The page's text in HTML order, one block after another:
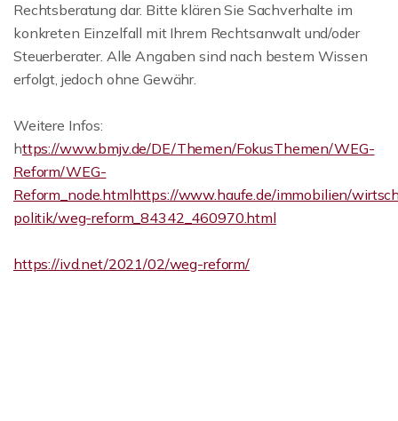
Rechtsberatung dar. Bitte klären Sie Sachverhalte im
konkreten Einzelfall mit Ihrem Rechtsanwalt und/oder
Steuerberater. Alle Angaben sind nach bestem Wissen
erfolgt, jedoch ohne Gewähr.
Weitere Infos:
https://www.bmjv.de/DE/Themen/FokusThemen/WEG-
Reform/WEG-
Reform_node.htmlhttps://www.haufe.de/immobilien/
politik/weg-reform_84342_460970.html
https://ivd.net/2021/02/weg-reform/